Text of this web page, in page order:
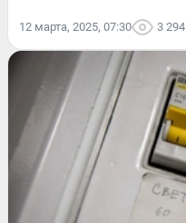
12 марта, 2025, 07:30 3 294